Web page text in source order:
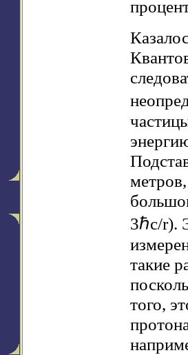
3ℏc/r).
такие
того,